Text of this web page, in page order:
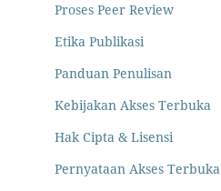
Proses Peer Review
Etika Publikasi
Panduan Penulisan
Kebijakan Akses Terbuka
Hak Cipta & Lisensi
Pernyataan Akses Terbuka